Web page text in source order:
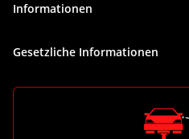
Informationen
Gesetzliche Informationen